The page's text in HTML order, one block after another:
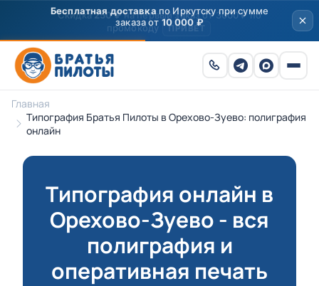
Скидка250 ₽на первый заказ от 3000 ₽ по
промокоду
ПРИВЕТ
Главная
Типография Братья Пилоты в Орехово-Зуево: полиграфия
онлайн
Типография онлайн в
Орехово-Зуево - вся
полиграфия и
оперативная печать